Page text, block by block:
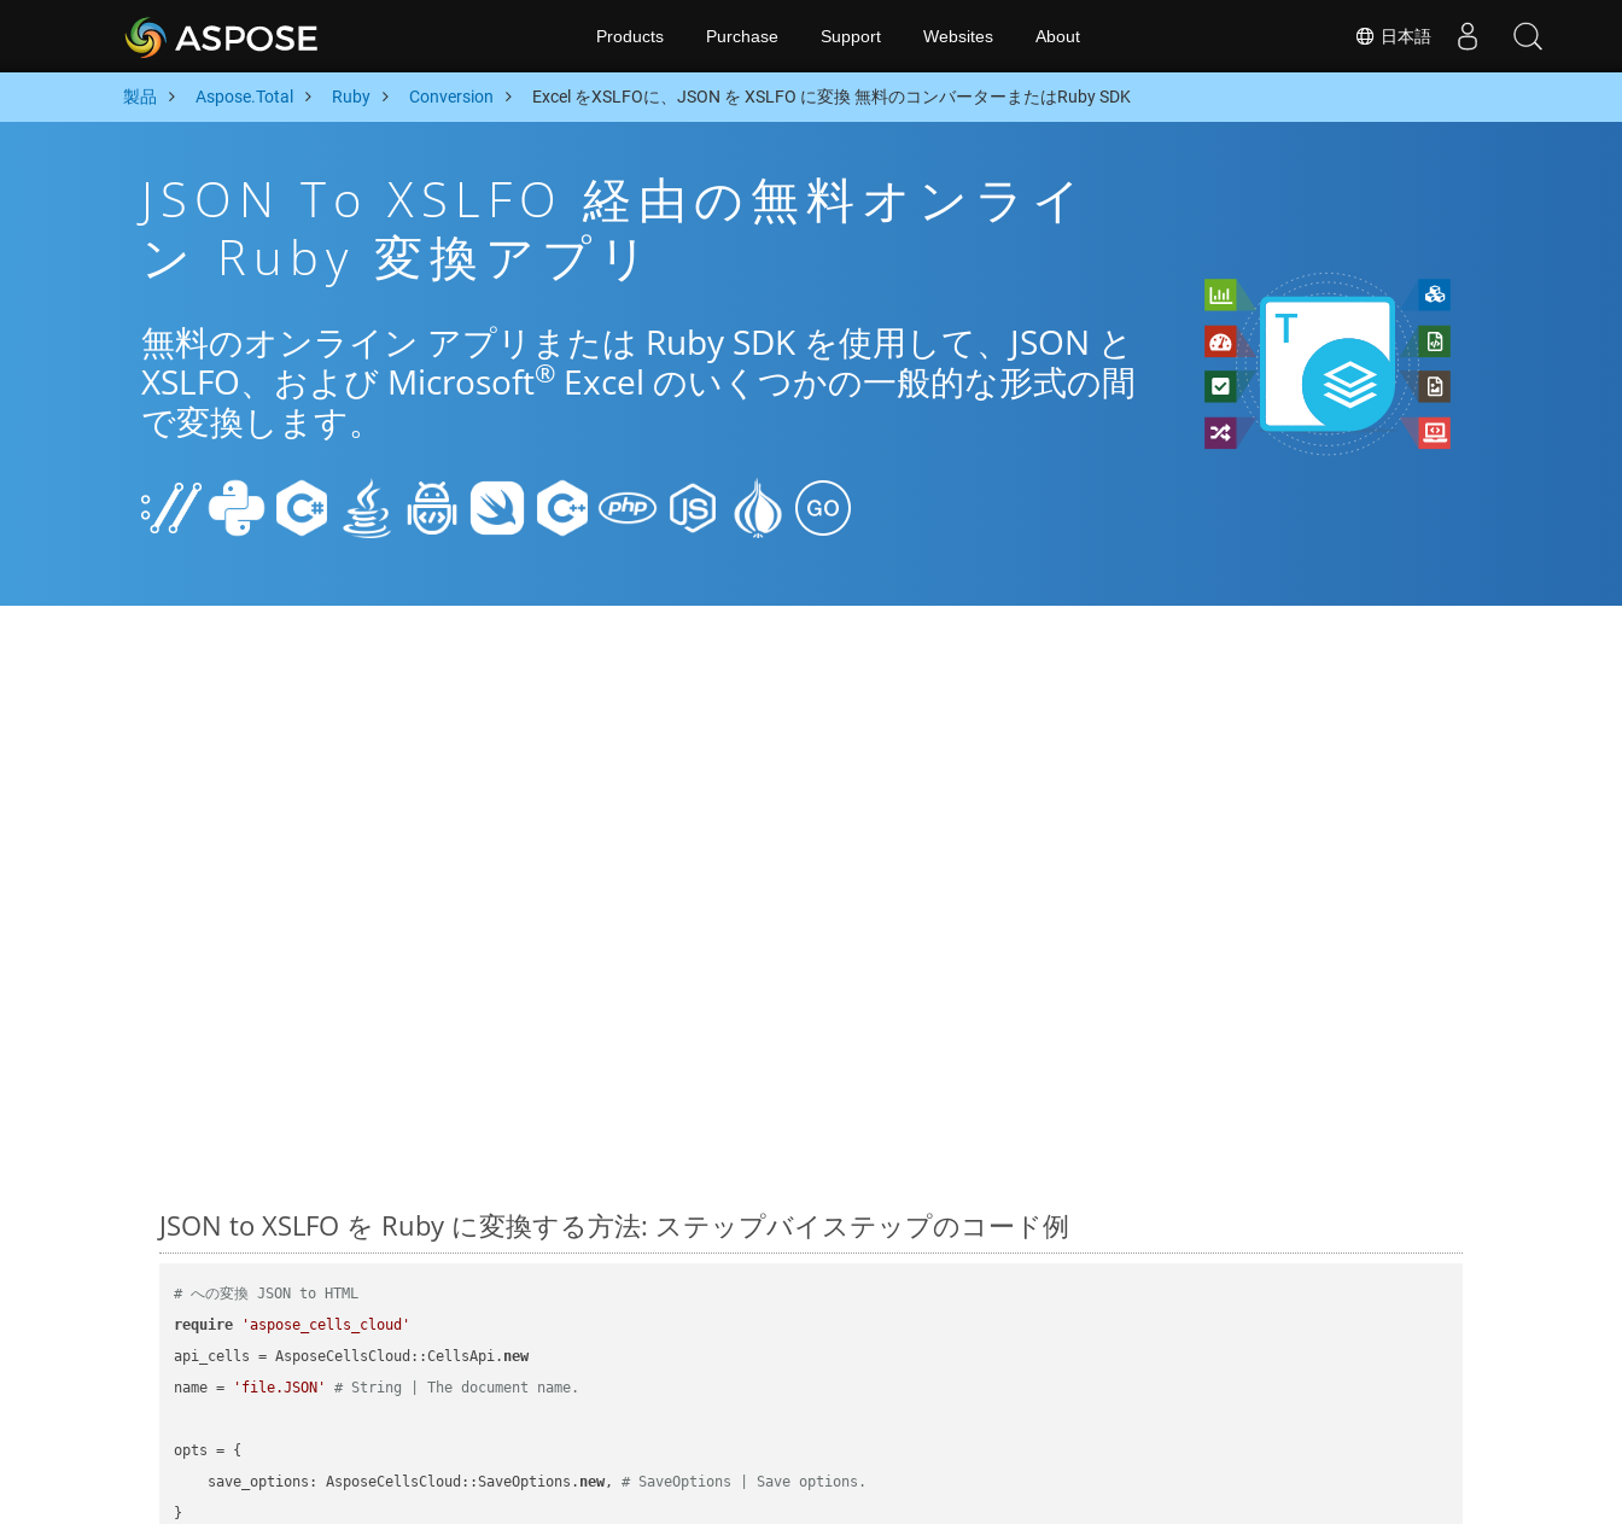
日本語
Products Purchase Support Websites About
製品 Aspose.Total Ruby Conversion Excel をXSLFOに、JSON を XSLFO に変換 無料のコンバーターまたはRuby SDK
JSON To XSLFO 経由の無料オンライ
ン Ruby 変換アプリ
無料のオンライン アプリまたは Ruby SDK を使用して、JSON と
XSLFO、および Microsoft® Excel のいくつかの一般的な形式の間
で変換します。
JSON to XSLFO を Ruby に変換する方法: ステップバイステップのコード例
# への変換 JSON to HTML
require
'aspose_cells_cloud'
api_cells = AsposeCellsCloud::CellsApi. new
name =
'file.JSON' # String | The document name.
opts = {
    save_options: AsposeCellsCloud::SaveOptions.
new, # SaveOptions | Save options.
}